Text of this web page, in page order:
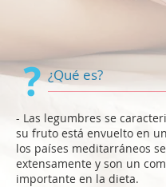
¿Qué es?
- Las legumbres se
su fruto está envuelto en
los países meditarráneos
extensamente y son un
importante en la dieta.